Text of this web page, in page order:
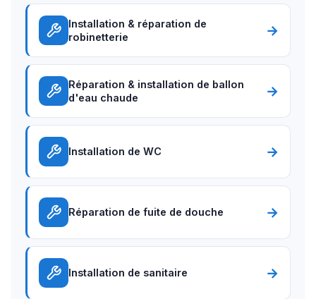
Installation & réparation de
robinetterie
→
Réparation & installation de ballon
d'eau chaude
→
Installation de WC →
Réparation de fuite de douche →
Installation de sanitaire →